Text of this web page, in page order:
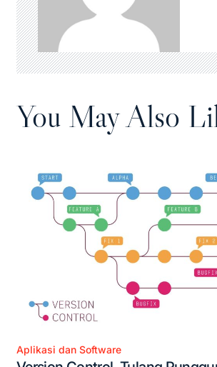
You May Also
Posted
Aplikasi dan Software